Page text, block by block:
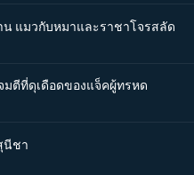
น แมวกับหมาและราชาโจรสลัด
มตีที่ดุเดือดของแจ็คผู้ทรหด
นีชา